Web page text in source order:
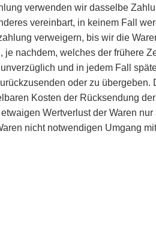
verwenden wir dasselbe
vereinbart, in keinem Fall
verweigern, bis wir die
je nachdem, welches der frühere
und in jedem Fall
oder zu
Kosten der Rücksendung
Wertverlust der Waren
nicht notwendigen Umgang